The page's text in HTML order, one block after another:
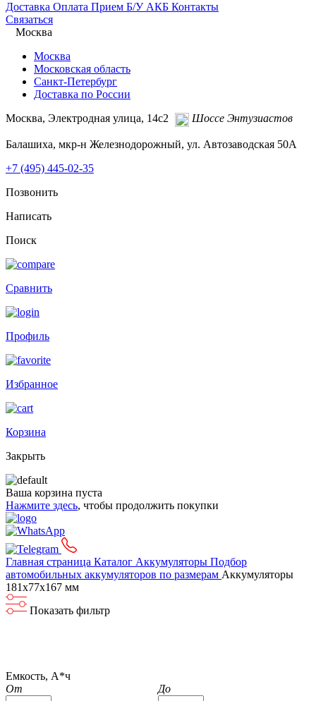
Доставка Оплата Прием Б/У АКБ Контакты
Связаться
Москва
Москва
Московская область
Санкт-Петербург
Доставка по России
Москва, Электродная улица, 14с2
Шоссе Энтузиастов
Балашиха, мкр-н Железнодорожный, ул. Автозаводская 50А
+7 (495) 445-02-35
Позвонить
Написать
Поиск
Сравнить
Профиль
Избранное
Корзина
Закрыть
Ваша корзина пуста
Нажмите здесь, чтобы продолжить покупки
Главная страница Каталог Аккумуляторы Подбор
автомобильных аккумуляторов по размерам Аккумуляторы
181x77x167 мм
Показать фильтр
Емкость, А*ч
От
До